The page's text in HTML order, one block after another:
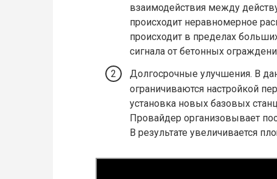
взаимодействия между
происходит неравномерное
происходит в пределах
сигнала от бетонных
Долгосрочные улучшения. В
ограничиваются настройкой
установка новых базовых
Провайдер организовывает
В результате увеличивается